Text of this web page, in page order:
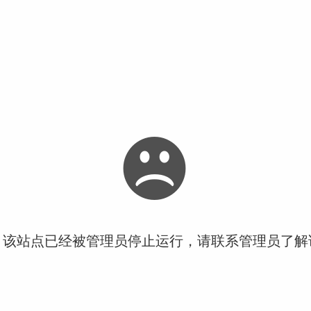
站点已经被管理员停止运行，请联系管理员了